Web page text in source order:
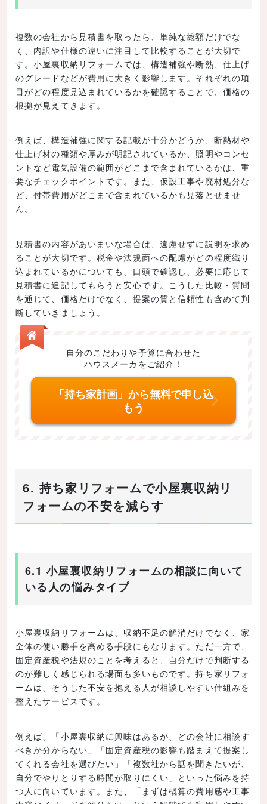
複数の会社から見積書を取ったら、単純な総額だけでな
く、内訳や仕様の違いに注目して比較することが大切で
す。小屋裏収納リフォームでは、構造補強や断熱、仕上げ
のグレードなどが費用に大きく影響します。それぞれの項
目がどの程度見込まれているかを確認することで、価格の
根拠が見えてきます。
例えば、構造補強に関する記載が十分かどうか、断熱材や
仕上げ材の種類や厚みが明記されているか、照明やコンセ
ントなど電気設備の範囲がどこまで含まれているかは、重
要なチェックポイントです。また、仮設工事や廃材処分な
ど、付帯費用がどこまで含まれているかも見落とせませ
ん。
見積書の内容があいまいな場合は、遠慮せずに説明を求め
ることが大切です。税金や法規面への配慮がどの程度織り
込まれているかについても、口頭で確認し、必要に応じて
見積書に追記してもらうと安心です。こうした比較・質問
を通じて、価格だけでなく、提案の質と信頼性も含めて判
断していきましょう。
自分のこだわりや予算に合わせた
ハウスメーカをご紹介！
「持ち家計画」から無料で申し込
もう
6. 持ち家リフォームで小屋裏収納リ
フォームの不安を減らす
6.1 小屋裏収納リフォームの相談に向いて
いる人の悩みタイプ
小屋裏収納リフォームは、収納不足の解消だけでなく、家
全体の使い勝手を高める手段にもなります。ただ一方で、
固定資産税や法規のことを考えると、自分だけで判断する
のが難しく感じられる場面も多いものです。持ち家リフォ
ームは、そうした不安を抱える人が相談しやすい仕組みを
整えたサービスです。
例えば、「小屋裏収納に興味はあるが、どの会社に相談す
べきか分からない」「固定資産税の影響も踏まえて提案し
てくれる会社を選びたい」「複数社から話を聞きたいが、
自分でやりとりする時間が取りにくい」といった悩みを持
つ人に向いています。また、「まずは概算の費用感や工事